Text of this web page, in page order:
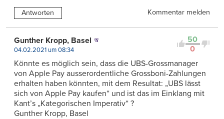
Antworten Kommentar melden
50
0
Gunther Kropp, Basel
04.02.2021 um 08:34
Könnte es möglich sein, dass die UBS-Grossmanager
von Apple Pay ausserordentliche Grossboni-Zahlungen
erhalten haben könnten, mit dem Resultat: „UBS lässt
sich von Apple Pay kaufen“ und ist das im Einklang mit
Kant’s „Kategorischen Imperativ“ ?
Gunther Kropp, Basel